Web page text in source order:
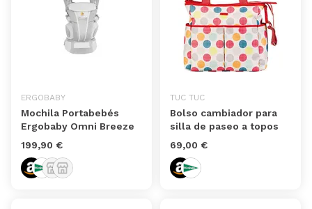
ERGOBABY
Mochila Portabebés
Ergobaby Omni Breeze
199,90 €
TUC TUC
Bolso cambiador para
silla de paseo a topos
69,00 €